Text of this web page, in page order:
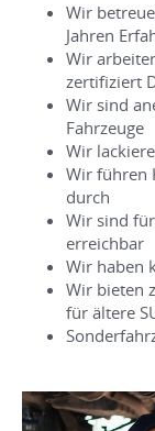
Wir
Jahren
Wir
zertifiziert
Wir sind
Fahrzeuge
Wir
Wir führen
durch
Wir sind
erreichbar
Wir haben
Wir bieten
für ältere